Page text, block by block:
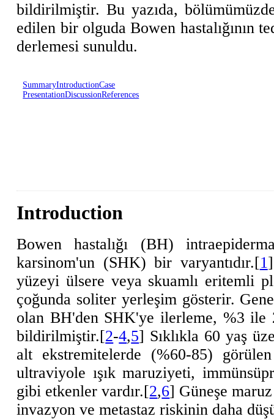
bildirilmiştir. Bu yazıda,
edilen bir olguda Bowen hastalığının
derlemesi sunuldu.
SummaryIntroductionCase
PresentationDiscussionReferences
Introduction
Bowen hastalığı (BH)
karsinom'un (SHK) bir varyantıdır.[1
yüzeyi ülsere veya skuamlı eritemli
çoğunda soliter yerleşim gösterir.
olan BH'den SHK'ye ilerleme, %3 ile
bildirilmiştir.[2-4,5] Sıklıkla 60 yaş
alt ekstremitelerde (%60-85)
ultraviyole ışık maruziyeti,
gibi etkenler vardır.[2,6] Güneşe
invazyon ve metastaz riskinin daha